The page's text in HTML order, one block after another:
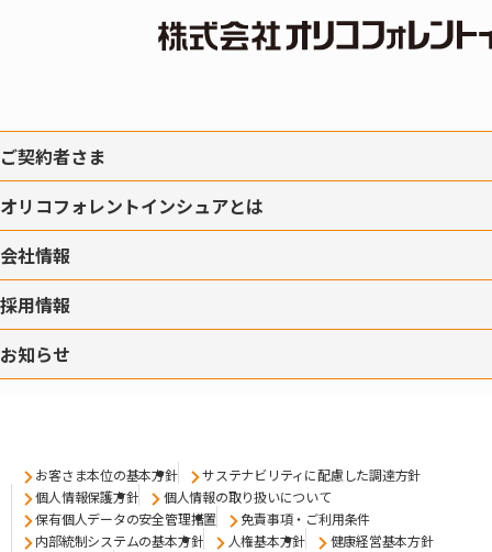
ご契約者さま
オリコフォレントインシュアとは
会社情報
採用情報
お知らせ
お客さま本位の基本方針
サステナビリティに配慮した調達方針
個人情報保護方針
個人情報の取り扱いについて
保有個人データの安全管理措置
免責事項・ご利用条件
内部統制システムの基本方針
人権基本方針
健康経営基本方針